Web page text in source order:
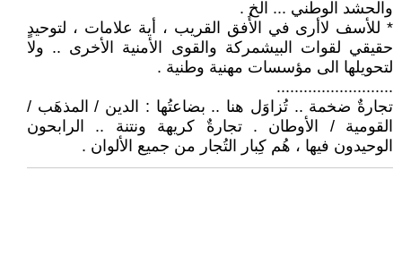
والحشد الوطني ... الخ .
* للأسف لاأرى في الأُفق القريب ، أية علامات ، لتوحيدٍ
حقيقي لقوات البيشمركة والقوى الأمنية الأخرى .. ولا
لتحويلها الى مؤسسات مهنية وطنية .
..........................
تجارةٌ ضخمة .. تُزاوَل هنا .. بضاعتُها : الدين / المذهَب /
القومية / الأوطان . تجارةٌ كريهة ونتنة .. الرابحون
الوحيدون فيها ، هُم كِبار التُجار من جميع الألوان .